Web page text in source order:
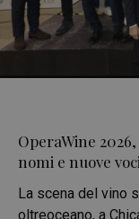
OperaWine
nomi e nuove voci
La scena del vino
oltreoceano, a